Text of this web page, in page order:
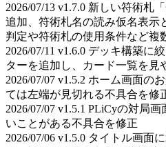
2026/07/13 v1.7.0 新しい符術札
追加、符術札名の読み仮名表示
判定や符術札の使用条件など複
2026/07/11 v1.6.0 デッキ構築に
ターを追加し、カード一覧を見
2026/07/07 v1.5.2 ホーム画面の
ては左端が見切れる不具合を修
2026/07/07 v1.5.1 PLiCyの対局
いことがある不具合を修正
2026/07/06 v1.5.0 タイトル画面